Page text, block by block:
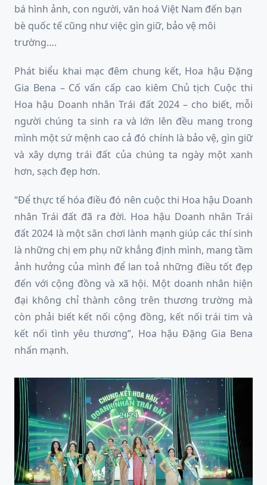
bá hình ảnh, con người, văn hoá Việt Nam đến bạn
bè quốc tế cũng như việc gìn giữ, bảo vệ môi
trường….
Phát biểu khai mạc đêm chung kết, Hoa hậu Đặng
Gia Bena – Cố vấn cấp cao kiêm Chủ tịch Cuộc thi
Hoa hậu Doanh nhân Trái đất 2024 – cho biết, mỗi
người chúng ta sinh ra và lớn lên đều mang trong
mình một sứ mệnh cao cả đó chính là bảo vệ, gìn giữ
và xây dựng trái đất của chúng ta ngày một xanh
hơn, sạch đẹp hơn.
“Để thực tế hóa điều đó nên cuộc thi Hoa hậu Doanh
nhân Trái đất đã ra đời. Hoa hậu Doanh nhân Trái
đất 2024 là một sân chơi lành mạnh giúp các thí sinh
là những chị em phụ nữ khẳng định mình, mang tầm
ảnh hưởng của mình để lan toả những điều tốt đẹp
đến với cộng đồng và xã hội. Một doanh nhân hiện
đại không chỉ thành công trên thương trường mà
còn phải biết kết nối cộng đồng, kết nối trái tim và
kết nối tình yêu thương”, Hoa hậu Đặng Gia Bena
nhấn mạnh.